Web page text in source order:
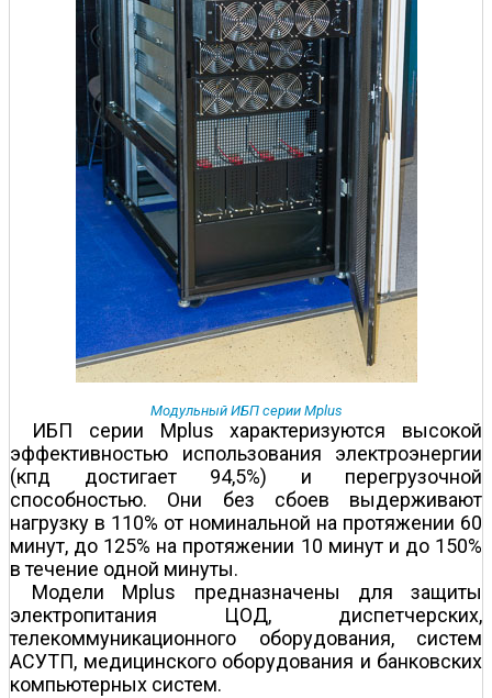
Модульный ИБП серии Mplus
ИБП серии Mplus характеризуются высокой
эффективностью использования электроэнергии
(кпд достигает 94,5%) и перегрузочной
способностью. Они без сбоев выдерживают
нагрузку в 110% от номинальной на протяжении 60
минут, до 125% на протяжении 10 минут и до 150%
в течение одной минуты.
Модели Mplus предназначены для защиты
электропитания ЦОД, диспетчерских,
телекоммуникационного оборудования, систем
АСУТП, медицинского оборудования и банковских
компьютерных систем.